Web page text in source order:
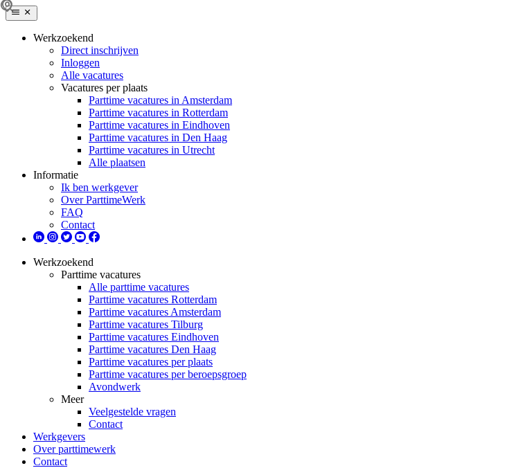
Werkzoekend
Direct inschrijven
Inloggen
Alle vacatures
Vacatures per plaats
Parttime vacatures in Amsterdam
Parttime vacatures in Rotterdam
Parttime vacatures in Eindhoven
Parttime vacatures in Den Haag
Parttime vacatures in Utrecht
Alle plaatsen
Informatie
Ik ben werkgever
Over ParttimeWerk
FAQ
Contact
Werkzoekend
Parttime vacatures
Alle parttime vacatures
Parttime vacatures Rotterdam
Parttime vacatures Amsterdam
Parttime vacatures Tilburg
Parttime vacatures Eindhoven
Parttime vacatures Den Haag
Parttime vacatures per plaats
Parttime vacatures per beroepsgroep
Avondwerk
Meer
Veelgestelde vragen
Contact
Werkgevers
Over parttimewerk
Contact